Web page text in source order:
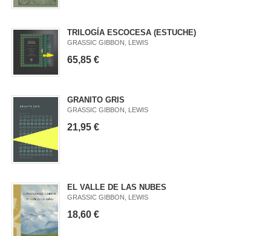
TRILOGÍA ESCOCESA (ESTUCHE)
GRASSIC GIBBON, LEWIS
65,85 €
GRANITO GRIS
GRASSIC GIBBON, LEWIS
21,95 €
EL VALLE DE LAS NUBES
GRASSIC GIBBON, LEWIS
18,60 €